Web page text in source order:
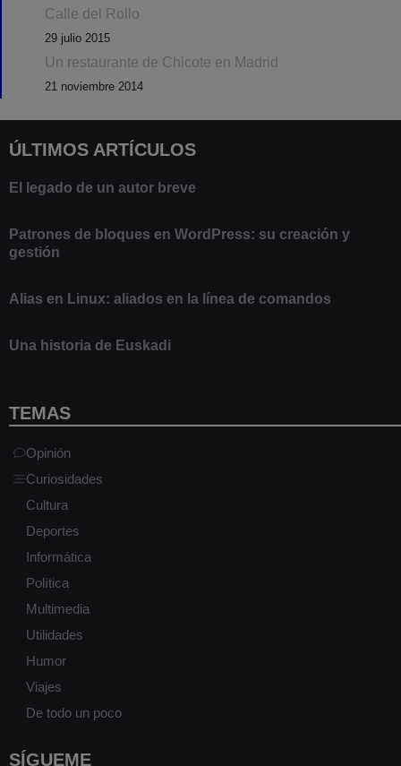
Calle del Rollo
29 julio 2015
Un restaurante de Chicote en Madrid
21 noviembre 2014
ÚLTIMOS ARTÍCULOS
El legado de un autor breve
Patrones de bloques en WordPress: su creación y
gestión
Alias en Linux: aliados en la línea de comandos
Una historia de Euskadi
TEMAS
Opinión
Curiosidades
Cultura
Deportes
Informática
Política
Multimedia
Utilidades
Humor
Viajes
De todo un poco
SÍGUEME